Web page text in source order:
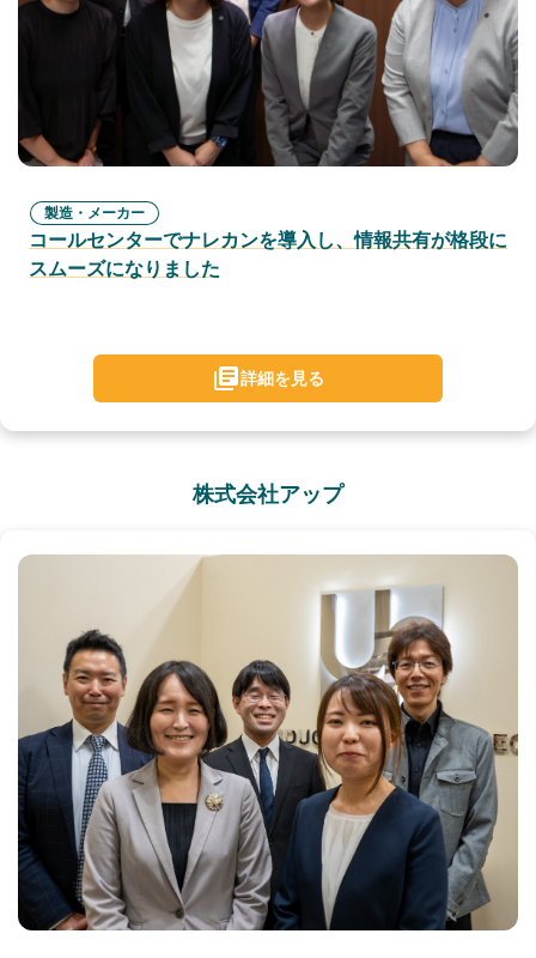
製造・メーカー
コールセンターでナレカンを導入し、情報共有が格段に
スムーズになりました
詳細を見る
株式会社アップ